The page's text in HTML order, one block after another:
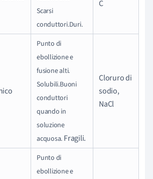
Scarsi
conduttori.Duri.
C
Punto di
ebollizione e
fusione alti.
Solubili.Buoni
conduttori
quando in
soluzione
acquosa. Fragili.
Cloruro di
sodio,
NaCl
Punto di
ebollizione e